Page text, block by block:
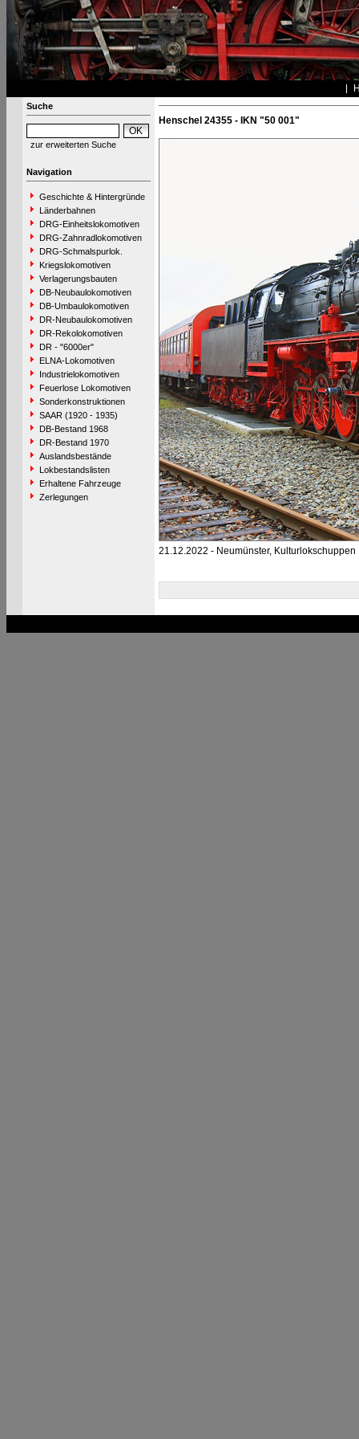
Suche
zur erweiterten Suche
Navigation
Geschichte & Hintergründe
Länderbahnen
DRG-Einheitslokomotiven
DRG-Zahnradlokomotiven
DRG-Schmalspurlok.
Kriegslokomotiven
Verlagerungsbauten
DB-Neubaulokomotiven
DB-Umbaulokomotiven
DR-Neubaulokomotiven
DR-Rekolokomotiven
DR - "6000er"
ELNA-Lokomotiven
Industrielokomotiven
Feuerlose Lokomotiven
Sonderkonstruktionen
SAAR (1920 - 1935)
DB-Bestand 1968
DR-Bestand 1970
Auslandsbestände
Lokbestandslisten
Erhaltene Fahrzeuge
Zerlegungen
Henschel 24355 - IKN "50 001"
21.12.2022 - Neumünster, Kulturlokschuppen